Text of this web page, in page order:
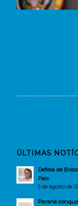
ÚLTIMAS
Defesa de
Pais
5 de agosto de
Paraná